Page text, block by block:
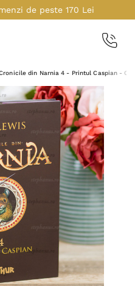
de peste 170 Lei
din Narnia 4 - Printul Caspian -